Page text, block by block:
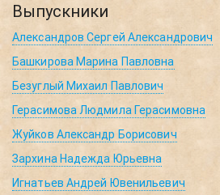
Выпускники
Александров Сергей Александрович
Башкирова Марина Павловна
Безуглый Михаил Павлович
Герасимова Людмила Герасимовна
Жуйков Александр Борисович
Зархина Надежда Юрьевна
Игнатьев Андрей Ювенильевич